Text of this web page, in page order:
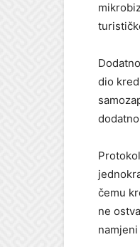
dio
čemu
ne